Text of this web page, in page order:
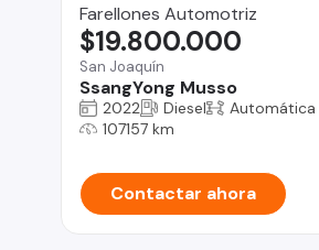
Farellones Automotriz
San Joaquín
SsangYong Musso
$19.800.000
2022 Diesel
Automática
107157 km
Contactar ahora